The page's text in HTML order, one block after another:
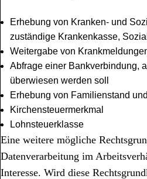
Erhebung von Kranken- und
zuständige Krankenkasse,
Weitergabe von
Abfrage einer Bankverbindung,
überwiesen werden soll
Erhebung von Familienstand
Kirchensteuermerkmal
Lohnsteuerklasse
Eine weitere mögliche
Datenverarbeitung im
Interesse. Wird diese